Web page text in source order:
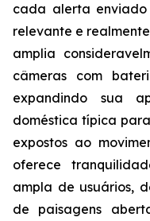
cada alerta enviado
relevante e
amplia
câmeras com
expandindo sua
doméstica típica
expostos ao
oferece
ampla de usuários,
de paisagens